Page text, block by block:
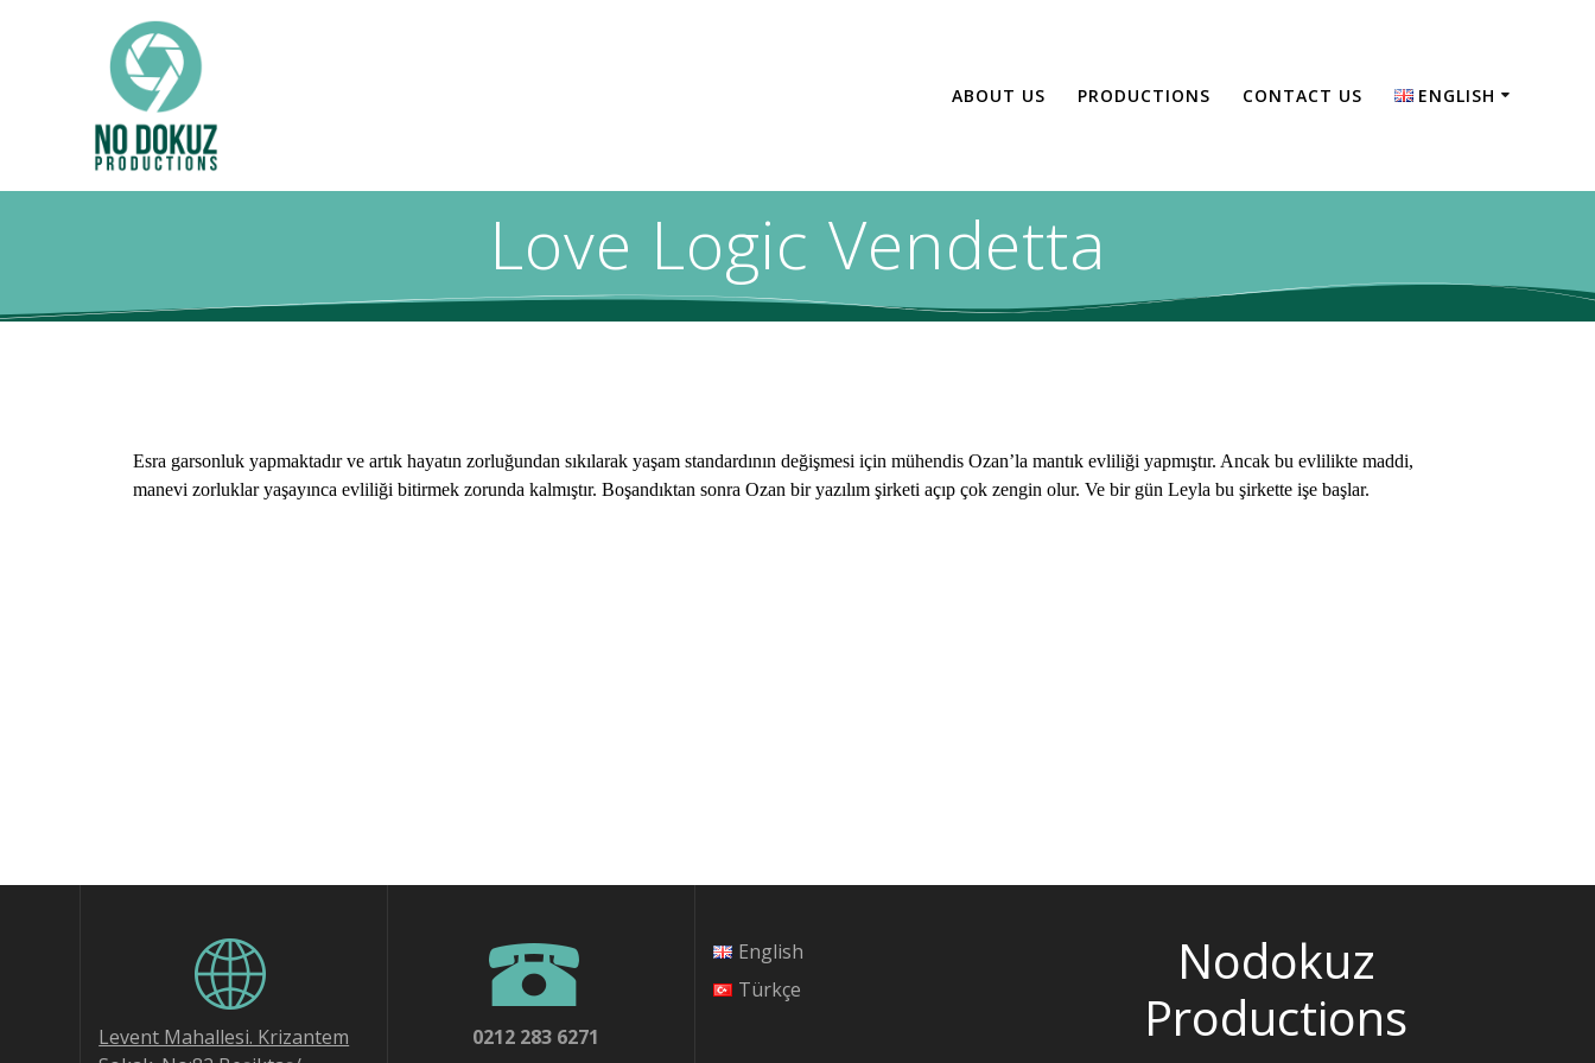
ABOUT US PRODUCTIONS CONTACT US ENGLISH
Türkçe
Love Logic Vendetta
Esra garsonluk yapmaktadır ve artık hayatın zorluğundan sıkılarak yaşam standardının değişmesi için mühendis Ozan’la mantık evliliği yapmıştır. Ancak bu evlilikte maddi,
manevi zorluklar yaşayınca evliliği bitirmek zorunda kalmıştır. Boşandıktan sonra Ozan bir yazılım şirketi açıp çok zengin olur. Ve bir gün Leyla bu şirkette işe başlar.
Levent Mahallesi. Krizantem
0212 283 6271
English
Türkçe
Nodokuz
Productions